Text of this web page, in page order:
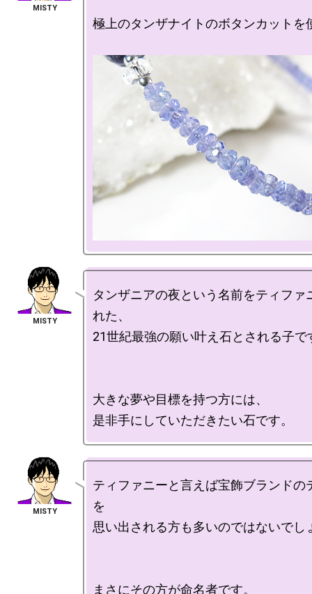
極上のタンザナイトのボタンカットを
タンザニアの夜という名前をティファ
れた、
21世紀最強の願い叶え石とされる子で
大きな夢や目標を持つ方には、
ティファニーと言えば宝飾ブランドの
を
思い出される方も多いのではないでし
まさにその方が命名者です。